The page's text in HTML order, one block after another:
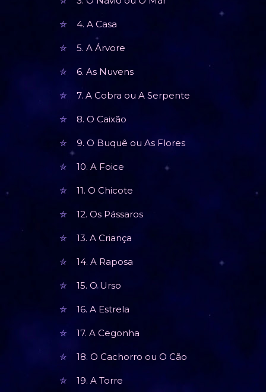
4. A Casa
5. A Árvore
6. As Nuvens
7. A Cobra ou A Serpente
8. O Caixão
9. O Buquê ou As Flores
10. A Foice
11. O Chicote
12. Os Pássaros
13. A Criança
14. A Raposa
15. O Urso
16. A Estrela
17. A Cegonha
18. O Cachorro ou O Cão
19. A Torre